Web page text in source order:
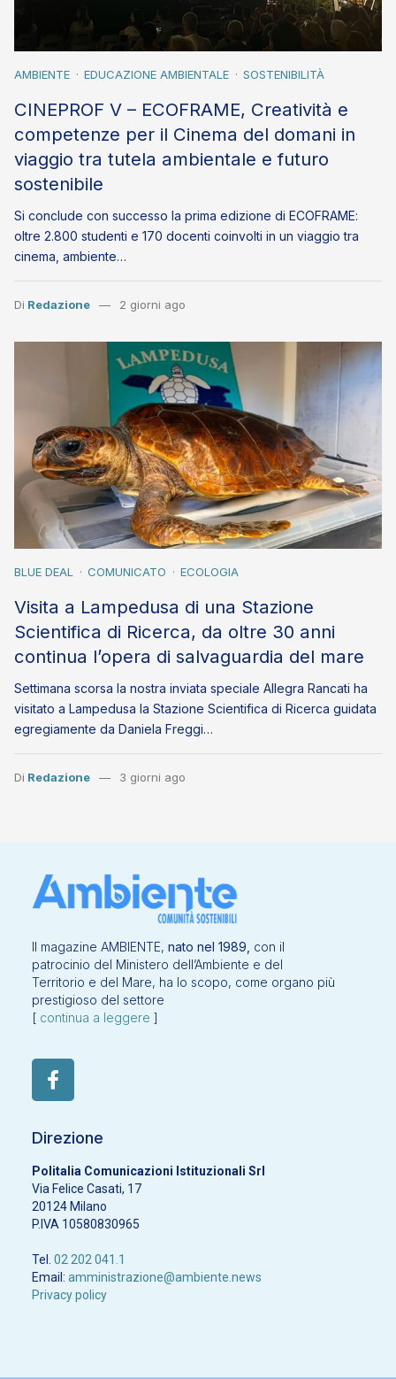
AMBIENTE EDUCAZIONE AMBIENTALE SOSTENIBILITÀ
CINEPROF V – ECOFRAME, Creatività e
competenze per il Cinema del domani in
viaggio tra tutela ambientale e futuro
sostenibile
Si conclude con successo la prima edizione di ECOFRAME:
oltre 2.800 studenti e 170 docenti coinvolti in un viaggio tra
cinema, ambiente…
Di Redazione 2 giorni ago
BLUE DEAL COMUNICATO ECOLOGIA
Visita a Lampedusa di una Stazione
Scientifica di Ricerca, da oltre 30 anni
continua l’opera di salvaguardia del mare
Settimana scorsa la nostra inviata speciale Allegra Rancati ha
visitato a Lampedusa la Stazione Scientifica di Ricerca guidata
egregiamente da Daniela Freggi…
Di Redazione 3 giorni ago
Il magazine AMBIENTE, nato nel 1989, con il
patrocinio del Ministero dell’Ambiente e del
Territorio e del Mare, ha lo scopo, come organo più
prestigioso del settore
[ continua a leggere ]
Direzione
Politalia Comunicazioni Istituzionali Srl
Via Felice Casati, 17
20124 Milano
P.IVA 10580830965
Tel. 02 202 041.1
Email: amministrazione@ambiente.news
Privacy policy